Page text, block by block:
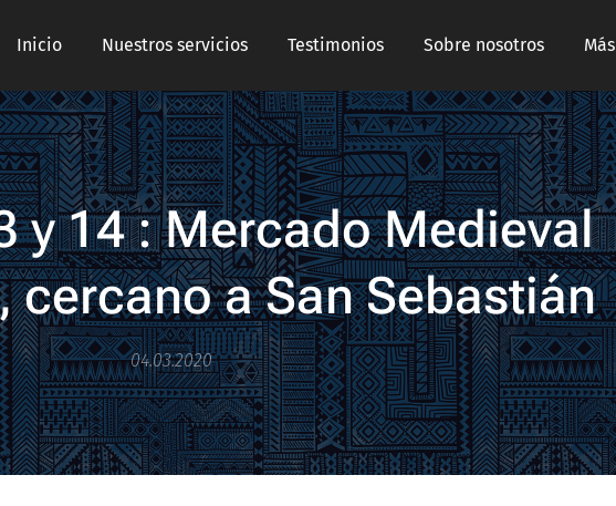
Inicio Nuestros servicios Testimonios Sobre nosotros Más
y 14 : Mercado Medieval
cercano a San Sebastián
04.03.2020